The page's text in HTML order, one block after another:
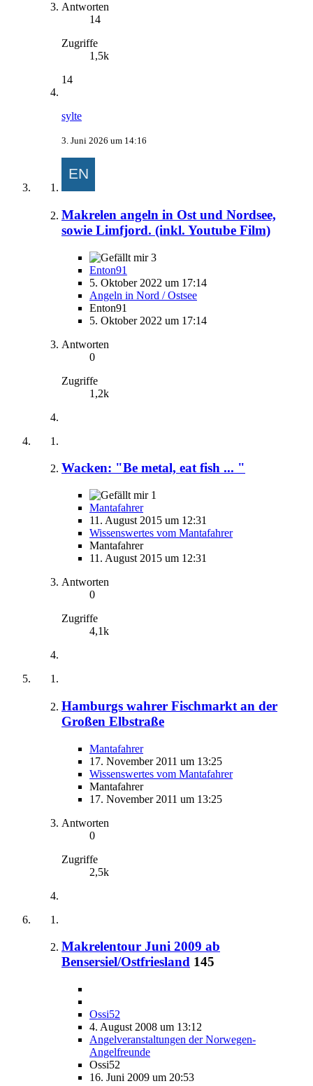
Antworten
14
Zugriffe
1,5k
14
sylte
3. Juni 2026 um 14:16
Makrelen angeln in Ost und Nordsee,
sowie Limfjord. (inkl. Youtube Film)
3
Enton91
5. Oktober 2022 um 17:14
Angeln in Nord / Ostsee
Enton91
5. Oktober 2022 um 17:14
Antworten
0
Zugriffe
1,2k
Wacken: "Be metal, eat fish ... "
1
Mantafahrer
11. August 2015 um 12:31
Wissenswertes vom Mantafahrer
Mantafahrer
11. August 2015 um 12:31
Antworten
0
Zugriffe
4,1k
Hamburgs wahrer Fischmarkt an der
Großen Elbstraße
Mantafahrer
17. November 2011 um 13:25
Wissenswertes vom Mantafahrer
Mantafahrer
17. November 2011 um 13:25
Antworten
0
Zugriffe
2,5k
Makrelentour Juni 2009 ab
Bensersiel/Ostfriesland 145
Ossi52
4. August 2008 um 13:12
Angelveranstaltungen der Norwegen-
Angelfreunde
Ossi52
16. Juni 2009 um 20:53